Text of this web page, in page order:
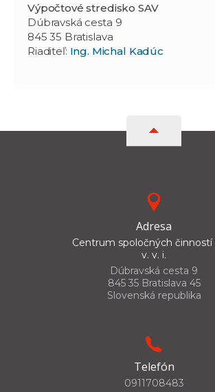
Výpočtové stredisko SAV
Dúbravská cesta 9
845 35 Bratislava
Riaditeľ: Ing. Michal Kadúc
Adresa
Centrum spoločných činností
v. v. i.
Dúbravská cesta 9
845 35 Bratislava 45
Slovenská republika
Telefón
0911708483